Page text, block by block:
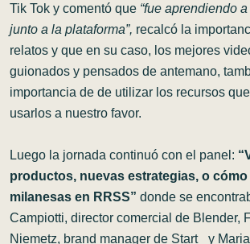
Tik Tok y comentó que “fue aprendiendo
junto a la plataforma”, recalcó la
relatos y que en su caso, los mejores
guionados y pensados de antemano,
importancia de de utilizar los recursos
usarlos a nuestro favor.
Luego la jornada continuó con el panel:
productos, nuevas estrategias, o
milanesas en RRSS” donde se
Campiotti, director comercial de Blender,
Niemetz, brand manager de Start_ y